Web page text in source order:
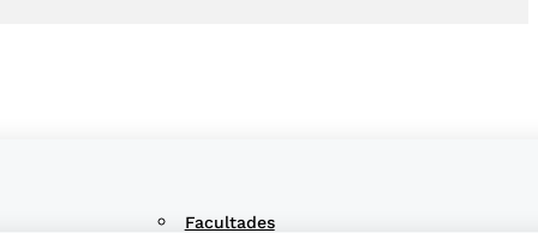
Facultades